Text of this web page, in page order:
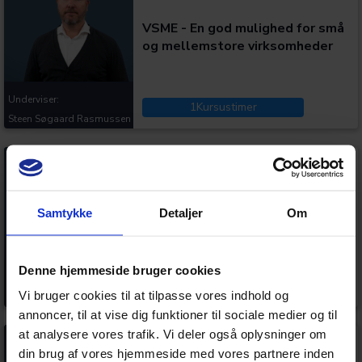
Samtykke Detaljer Om
Denne hjemmeside bruger cookies
Vi bruger cookies til at tilpasse vores indhold og
annoncer, til at vise dig funktioner til sociale medier og til
at analysere vores trafik. Vi deler også oplysninger om
din brug af vores hjemmeside med vores partnere inden
VSME - En god mulighed for små
og mellemstore virksomheder
1Kursustimer
Underviser:
Steen Søgaard Rasmussen
Hvidvasklovens pligter
Underviser:
Lotte Andersen